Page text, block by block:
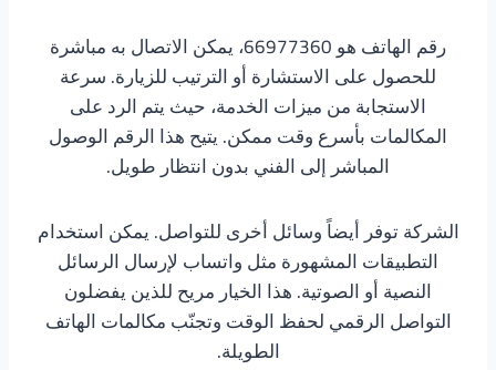
رقم الهاتف هو 66977360، يمكن الاتصال به مباشرة
للحصول على الاستشارة أو الترتيب للزيارة. سرعة
الاستجابة من ميزات الخدمة، حيث يتم الرد على
المكالمات بأسرع وقت ممكن. يتيح هذا الرقم الوصول
المباشر إلى الفني بدون انتظار طويل.
الشركة توفر أيضاً وسائل أخرى للتواصل. يمكن استخدام
التطبيقات المشهورة مثل واتساب لإرسال الرسائل
النصية أو الصوتية. هذا الخيار مريح للذين يفضلون
التواصل الرقمي لحفظ الوقت وتجنّب مكالمات الهاتف
الطويلة.